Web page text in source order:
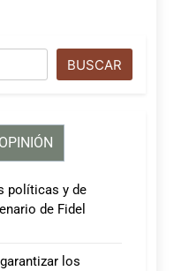
BUSCAR
OPINIÓN
políticas y de
de Fidel
los